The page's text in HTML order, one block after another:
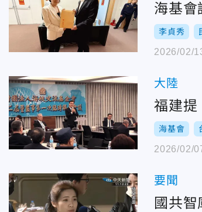
海基會
李貞秀
2026/02/
大陸
福建
海基會
2026/02/
要聞
國共